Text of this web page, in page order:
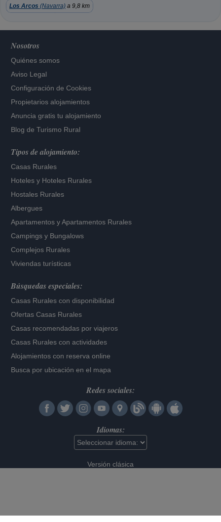
Los Arcos (Navarra) a 9,8 km
Nosotros
Quiénes somos
Aviso Legal
Configuración de Cookies
Propietarios alojamientos
Anuncia gratis tu alojamiento
Blog de Turismo Rural
Tipos de alojamiento:
Casas Rurales
Hoteles y Hoteles Rurales
Hostales Rurales
Albergues
Apartamentos yApartamentos Rurales
Campings y Bungalows
Complejos Rurales
Viviendas turísticas
Búsquedas especiales:
Casas Rurales con disponibilidad
Ofertas Casas Rurales
Casas recomendadas por viajeros
Casas Rurales con actividades
Alojamientos con reserva online
Busca por ubicación en el mapa
Redes sociales:
Idiomas:
Versión clásica